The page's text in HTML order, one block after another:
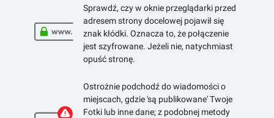
Sprawdź, czy w oknie przeglądarki przed
adresem strony docelowej pojawił się
znak kłódki. Oznacza to, że połączenie
jest szyfrowane. Jeżeli nie, natychmiast
opuść stronę.
Ostrożnie podchodź do wiadomości o
miejscach, gdzie 'są publikowane' Twoje
Fotki lub inne dane; z podobnej metody